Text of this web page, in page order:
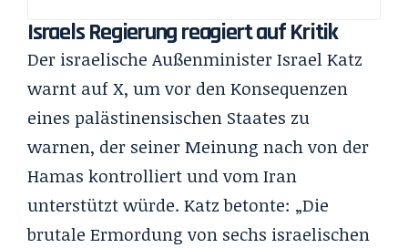
Israels Regierung reagiert auf Kritik
Der israelische Außenminister Israel Katz
warnt auf X, um vor den Konsequenzen
eines palästinensischen Staates zu
warnen, der seiner Meinung nach von der
Hamas kontrolliert und vom Iran
unterstützt würde. Katz betonte: „Die
brutale Ermordung von sechs israelischen